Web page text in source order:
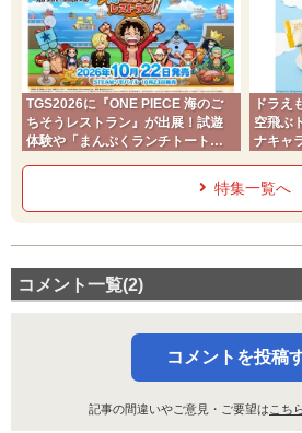
TGS2026に『ONE PIECE 海のご
ちそうレストラン』が出展！試遊
体験や「まんぷくランチトート」
ドラえ
空飛ぶ
ナキャ
特集一覧へ
コメント一覧(2)
コメントを投稿
記事の間違いやご意見・ご要望は こち